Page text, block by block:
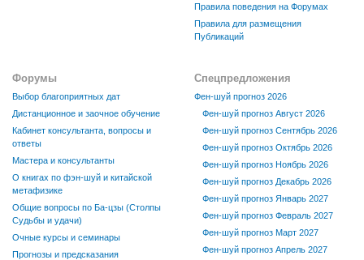
Правила поведения на Форумах
Правила для размещения
Публикаций
Форумы
Выбор благоприятных дат
Дистанционное и заочное обучение
Кабинет консультанта, вопросы и
ответы
Мастера и консультанты
О книгах по фэн-шуй и китайской
метафизике
Общие вопросы по Ба-цзы (Столпы
Судьбы и удачи)
Очные курсы и семинары
Прогнозы и предсказания
Спецпредложения
Фен-шуй прогноз 2026
Фен-шуй прогноз Август 2026
Фен-шуй прогноз Сентябрь 2026
Фен-шуй прогноз Октябрь 2026
Фен-шуй прогноз Ноябрь 2026
Фен-шуй прогноз Декабрь 2026
Фен-шуй прогноз Январь 2027
Фен-шуй прогноз Февраль 2027
Фен-шуй прогноз Март 2027
Фен-шуй прогноз Апрель 2027